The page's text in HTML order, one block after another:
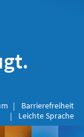
Barrierefreiheit
Leichte Sprache